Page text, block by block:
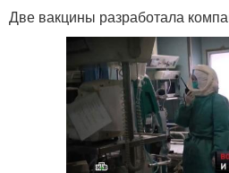
Две вакцины разработала